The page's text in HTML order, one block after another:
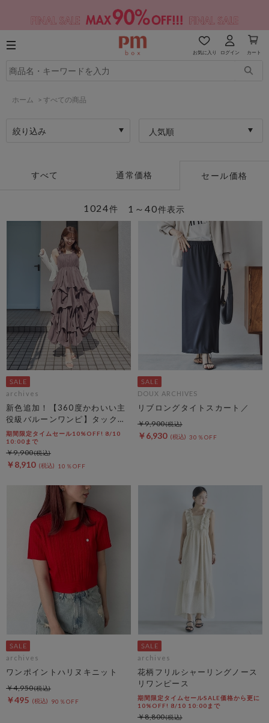
お気に入り ログイン カート
ホーム > すべての商品
絞り込み 人気順
すべて 通常価格 セール価格
1～40件表示
1024件
archives
新色追加！【360度かわいい主
役級バルーンワンピ】タックバ
ルーンノースリギャザーワンピ
ース
期間限定タイムセール10%OFF! 8/10
10:00まで
￥8,910 10％OFF
￥9,900
DOUX ARCHIVES
リブロングタイトスカート／
￥6,930 30％OFF
￥9,900
archives
ワンポイントハリヌキニット
￥495 90％OFF
￥4,950
archives
花柄フリルシャーリングノース
リワンピース
期間限定タイムセールSALE価格から更に
10%OFF! 8/10 10:00まで
￥8,800